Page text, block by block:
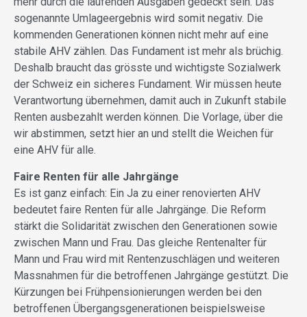
sogenannte Umlageergebnis wird somit negativ. Die
kommenden Generationen können nicht mehr auf eine
stabile AHV zählen. Das Fundament ist mehr als brüchig.
Deshalb braucht das grösste und wichtigste Sozialwerk
der Schweiz ein sicheres Fundament. Wir müssen heute
Verantwortung übernehmen, damit auch in Zukunft stabile
Renten ausbezahlt werden können. Die Vorlage, über die
wir abstimmen, setzt hier an und stellt die Weichen für
eine AHV für alle.
Faire Renten für alle Jahrgänge
Es ist ganz einfach: Ein Ja zu einer renovierten AHV
bedeutet faire Renten für alle Jahrgänge. Die Reform
stärkt die Solidarität zwischen den Generationen sowie
zwischen Mann und Frau. Das gleiche Rentenalter für
Mann und Frau wird mit Rentenzuschlägen und weiteren
Massnahmen für die betroffenen Jahrgänge gestützt. Die
Kürzungen bei Frühpensionierungen werden bei den
betroffenen Übergangsgenerationen beispielsweise